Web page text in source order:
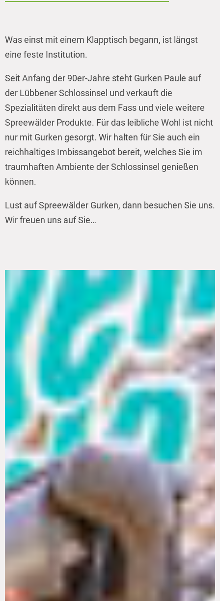
Was einst mit einem Klapptisch begann, ist längst
eine feste Institution.
Seit Anfang der 90er-Jahre steht Gurken Paule auf
der Lübbener Schlossinsel und verkauft die
Spezialitäten direkt aus dem Fass und viele weitere
Spreewälder Produkte. Für das leibliche Wohl ist nicht
nur mit Gurken gesorgt. Wir halten für Sie auch ein
reichhaltiges Imbissangebot bereit, welches Sie im
traumhaften Ambiente der Schlossinsel genießen
können.
Lust auf Spreewälder Gurken, dann besuchen Sie uns.
Wir freuen uns auf Sie…